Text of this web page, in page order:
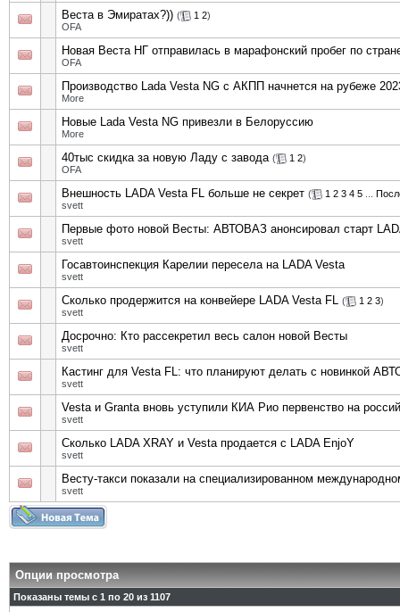
Веста в Эмиратах?)) ( 1 2)
OFA
Новая Веста НГ отправилась в марафонский пробег по
OFA
Производство Lada Vesta NG с АКПП начнется на рубеже
More
Новые Lada Vesta NG привезли в Белоруссию
More
40тыс скидка за новую Ладу с завода ( 1 2)
OFA
Внешность LADA Vesta FL больше не секрет ( 1 2 3 4 5
svett
Первые фото новой Весты: АВТОВАЗ анонсировал старт
svett
Госавтоинспекция Карелии пересела на LADA Vesta
svett
Сколько продержится на конвейере LADA Vesta FL ( 1 2 3)
svett
Досрочно: Кто рассекретил весь салон новой Весты
svett
Кастинг для Vesta FL: что планируют делать с новинкой
svett
Vesta и Granta вновь уступили КИА Рио первенство на
svett
Сколько LADA XRAY и Vesta продается с LADA EnjoY
svett
Весту-такси показали на специализированном
svett
Опции просмотра
Показаны темы с 1 по 20 из 1107